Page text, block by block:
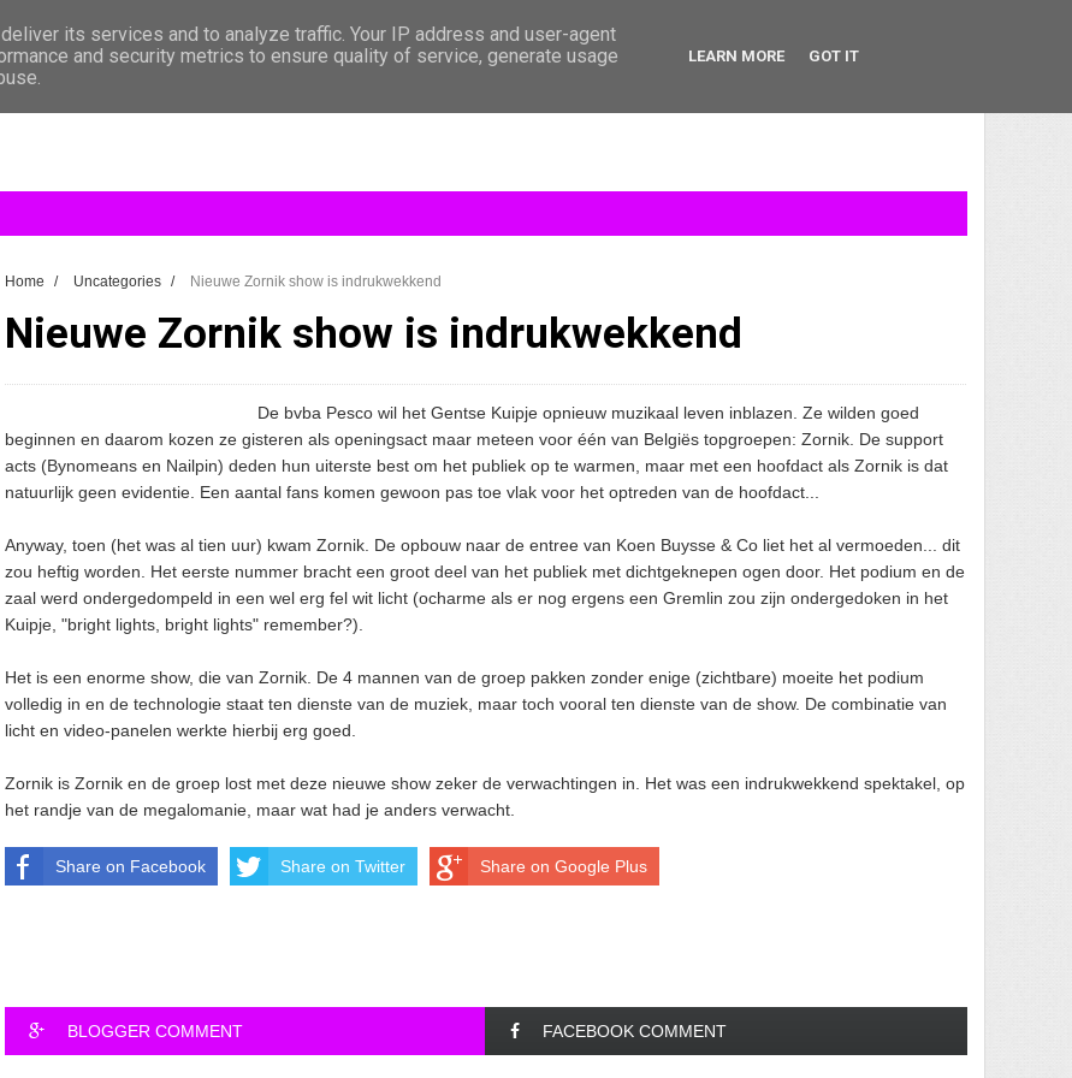
Home / Uncategories / Nieuwe Zornik show is indrukwekkend
Nieuwe Zornik show is indrukwekkend
De bvba Pesco wil het Gentse Kuipje opnieuw muzikaal leven inblazen. Ze wilden goed
beginnen en daarom kozen ze gisteren als openingsact maar meteen voor één van Belgiës topgroepen: Zornik. De support
acts (Bynomeans en Nailpin) deden hun uiterste best om het publiek op te warmen, maar met een hoofdact als Zornik is dat
natuurlijk geen evidentie. Een aantal fans komen gewoon pas toe vlak voor het optreden van de hoofdact...
Anyway, toen (het was al tien uur) kwam Zornik. De opbouw naar de entree van Koen Buysse & Co liet het al vermoeden... dit
zou heftig worden. Het eerste nummer bracht een groot deel van het publiek met dichtgeknepen ogen door. Het podium en de
zaal werd ondergedompeld in een wel erg fel wit licht (ocharme als er nog ergens een Gremlin zou zijn ondergedoken in het
Kuipje, "bright lights, bright lights" remember?).
Het is een enorme show, die van Zornik. De 4 mannen van de groep pakken zonder enige (zichtbare) moeite het podium
volledig in en de technologie staat ten dienste van de muziek, maar toch vooral ten dienste van de show. De combinatie van
licht en video-panelen werkte hierbij erg goed.
Zornik is Zornik en de groep lost met deze nieuwe show zeker de verwachtingen in. Het was een indrukwekkend spektakel, op
het randje van de megalomanie, maar wat had je anders verwacht.
Share on Facebook Share on Twitter Share on Google Plus
BLOGGER COMMENT FACEBOOK COMMENT
its services and to analyze traffic. Your IP address and user-agent
and security metrics to ensure quality of service, generate usage
LEARN MORE GOT IT